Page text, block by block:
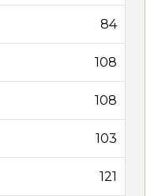
84
108
108
103
121